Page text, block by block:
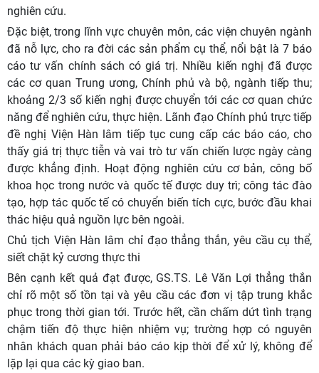
nghiên cứu.
Đặc biệt, trong lĩnh vực chuyên môn, các viện chuyên ngành
đã nỗ lực, cho ra đời các sản phẩm cụ thể, nổi bật là 7 báo
cáo tư vấn chính sách có giá trị. Nhiều kiến nghị đã được
các cơ quan Trung ương, Chính phủ và bộ, ngành tiếp thu;
khoảng 2/3 số kiến nghị được chuyển tới các cơ quan chức
năng để nghiên cứu, thực hiện. Lãnh đạo Chính phủ trực tiếp
đề nghị Viện Hàn lâm tiếp tục cung cấp các báo cáo, cho
thấy giá trị thực tiễn và vai trò tư vấn chiến lược ngày càng
được khẳng định. Hoạt động nghiên cứu cơ bản, công bố
khoa học trong nước và quốc tế được duy trì; công tác đào
tạo, hợp tác quốc tế có chuyển biến tích cực, bước đầu khai
thác hiệu quả nguồn lực bên ngoài.
Chủ tịch Viện Hàn lâm chỉ đạo thẳng thắn, yêu cầu cụ thể,
siết chặt kỷ cương thực thi
Bên cạnh kết quả đạt được, GS.TS. Lê Văn Lợi thẳng thắn
chỉ rõ một số tồn tại và yêu cầu các đơn vị tập trung khắc
phục trong thời gian tới. Trước hết, cần chấm dứt tình trạng
chậm tiến độ thực hiện nhiệm vụ; trường hợp có nguyên
nhân khách quan phải báo cáo kịp thời để xử lý, không để
lặp lại qua các kỳ giao ban.